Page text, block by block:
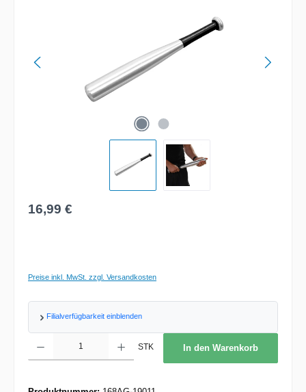
Regulärer Preis:
16,99 €
Preise inkl. MwSt. zzgl. Versandkosten
Filialverfügbarkeit einblenden
STK In den Warenkorb